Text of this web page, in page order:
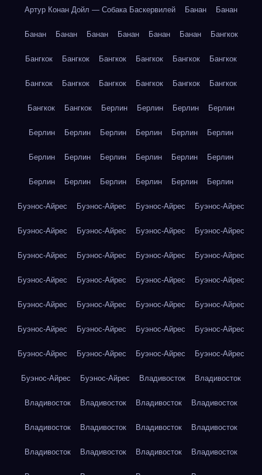
Артур Конан Дойл — Собака Баскервилей Банан Банан
Банан Банан Банан Банан Банан Банан Бангкок
Бангкок Бангкок Бангкок Бангкок Бангкок Бангкок
Бангкок Бангкок Бангкок Бангкок Бангкок Бангкок
Бангкок Бангкок Берлин Берлин Берлин Берлин
Берлин Берлин Берлин Берлин Берлин Берлин
Берлин Берлин Берлин Берлин Берлин Берлин
Берлин Берлин Берлин Берлин Берлин Берлин
Буэнос-Айрес Буэнос-Айрес Буэнос-Айрес Буэнос-Айрес
Буэнос-Айрес Буэнос-Айрес Буэнос-Айрес Буэнос-Айрес
Буэнос-Айрес Буэнос-Айрес Буэнос-Айрес Буэнос-Айрес
Буэнос-Айрес Буэнос-Айрес Буэнос-Айрес Буэнос-Айрес
Буэнос-Айрес Буэнос-Айрес Буэнос-Айрес Буэнос-Айрес
Буэнос-Айрес Буэнос-Айрес Буэнос-Айрес Буэнос-Айрес
Буэнос-Айрес Буэнос-Айрес Буэнос-Айрес Буэнос-Айрес
Буэнос-Айрес Буэнос-Айрес Владивосток Владивосток
Владивосток Владивосток Владивосток Владивосток
Владивосток Владивосток Владивосток Владивосток
Владивосток Владивосток Владивосток Владивосток